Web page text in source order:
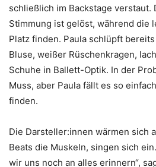
schließlich im Backstage verstaut.
Stimmung ist gelöst, während die
Platz finden. Paula schlüpft
Bluse, weißer Rüschenkragen,
Schuhe in Ballett-Optik. In der
Muss, aber Paula fällt es so
finden.
Die Darsteller:innen wärmen sich
Beats die Muskeln, singen sich
wir uns noch an alles erinnern“,